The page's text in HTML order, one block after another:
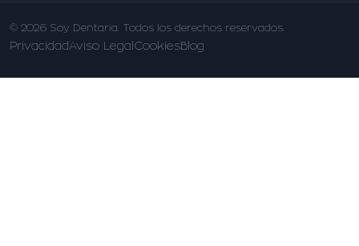
© 2026 Soy Dentaria. Todos los derechos reservados.
Privacidad Aviso Legal CookiesBlog